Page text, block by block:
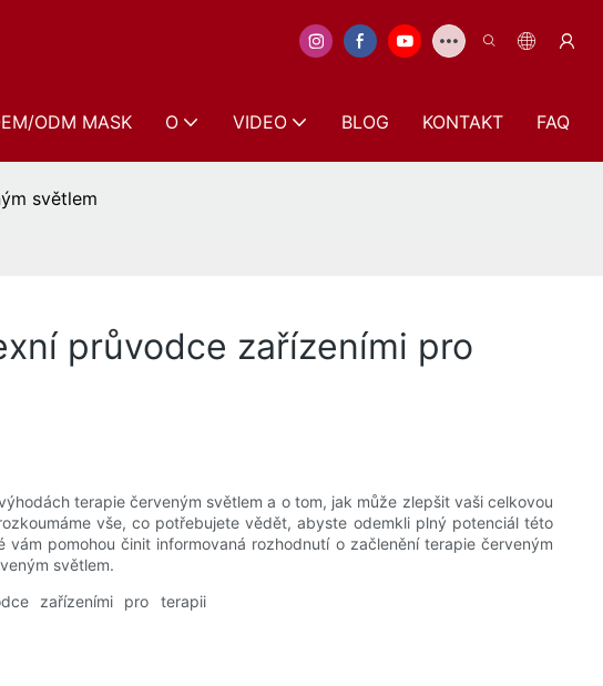
ODM MASK O VIDEO BLOG KONTAKT FAQ
světlem
průvodce zařízeními pro
terapie červeným světlem a o tom, jak může zlepšit vaši celkovou
vše, co potřebujete vědět, abyste odemkli plný potenciál této
pomohou činit informovaná rozhodnutí o začlenění terapie červeným
světlem.